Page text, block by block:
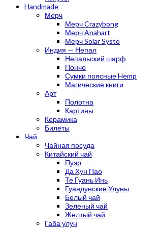
Handmade
Мерч
Мерч Crazybong
Мерч Anahart
Мерч Solar Systo
Индия — Непал
Непальский шарф
Пончо
Сумки поясные Hemp
Магические книги
Арт
Полотна
Картины
Керамика
Билеты
Чай
Чайная посуда
Китайский чай
Пуэр
Да Хун Пао
Те Гуань Инь
Гуандунские Улуны
Белый чай
Зеленый чай
Желтый чай
Габа улун